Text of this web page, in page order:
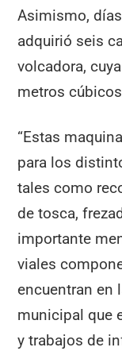
Asimismo,
adquirió seis
volcadora,
metros
“Estas
para los
tales como
de tosca,
importante
viales
encuentran en
municipal que
y trabajos de